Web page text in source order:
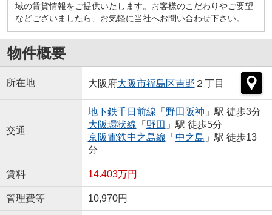
域の賃貸情報をご提供いたします。お客様のこだわりやご要望
などございましたら、お気軽に当社へお問い合わせ下さい。
物件概要
所在地 大阪府大阪市福島区吉野 ２丁目
交通
地下鉄千日前線 「 野田阪神 」駅 徒歩3分
大阪環状線 「 野田 」駅 徒歩5分
京阪電鉄中之島線 「 中之島 」駅 徒歩13
分
賃料 14.403万円
管理費等 10,970円